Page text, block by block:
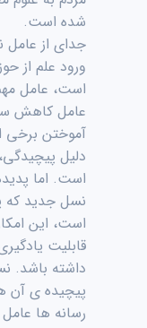
شده است.
جدای از
ورود علم از
است، عامل
عامل کاهش سن
آموختن برخی
دلیل
است. اما
نسل جدید که
است، این
قابلیت
داشته باشد.
پیچیده ی آن
رسانه ها عامل